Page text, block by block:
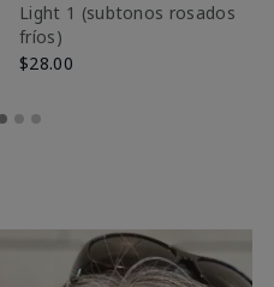
Light 1​ (subtonos rosados
fríos)
$28.00